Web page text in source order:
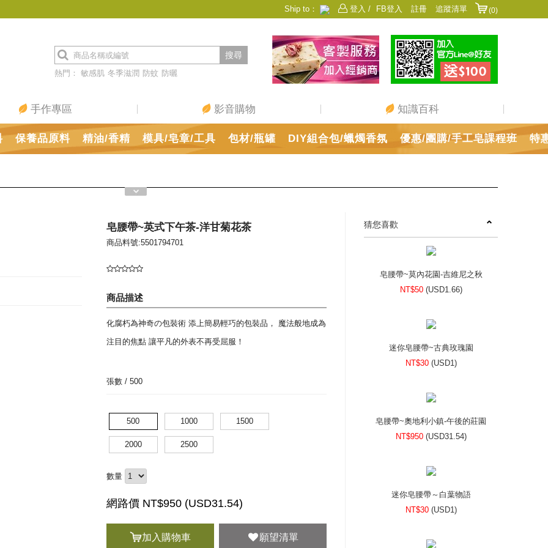
登入 / FB登入 註冊 追蹤清單
Ship to：
香港 日本 中國
澳門 美國 新加坡
熱門： 敏感肌 冬季滋潤 防蚊 防曬
搜尋
保養品原料 精油/香精 模具/皂章/工具 包材/瓶罐 DIY組合包/蠟燭香氛 優惠/團購/手工皂課程班 特
(0)
手作專區 影音購物 知識百科
皂腰帶~英式下午茶-洋甘菊花茶
商品料號:5501794701
商品描述
化腐朽為神奇の包裝術 添上簡易輕巧的包裝品， 魔法般地成為
注目的焦點 讓平凡的外表不再受屈服！
張數 / 500
500 1000 1500
2000 2500
數量
網路價 NT$950 (USD31.54)
加入購物車 願望清單
猜您喜歡
皂腰帶~莫內花園-吉維尼之秋
NT$50 (USD1.66)
迷你皂腰帶~古典玫瑰園
NT$30 (USD1)
皂腰帶~奧地利小鎮-午後的莊園
NT$950 (USD31.54)
迷你皂腰帶～白葉物語
NT$30 (USD1)